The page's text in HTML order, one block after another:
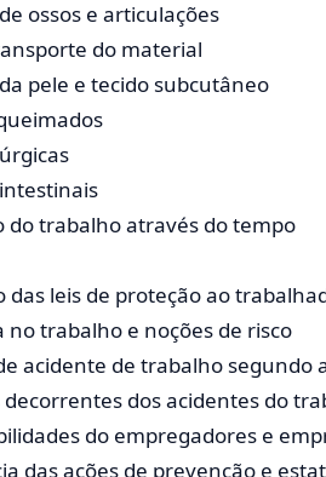
ossos e articulações
do material
pele e tecido subcutâneo
do trabalho através do tempo
das leis de proteção ao
no trabalho e noções de risco
acidente de trabalho segundo
decorrentes dos acidentes do
do empregadores e
das ações de prevenção e